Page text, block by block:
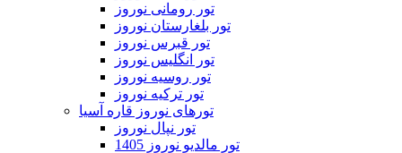
تور رومانی نوروز
تور بلغارستان نوروز
تور قبرس نوروز
تور انگلیس نوروز
تور روسیه نوروز
تور ترکیه نوروز
تورهای نوروز قاره آسیا
تور نپال نوروز
تور مالدیو نوروز 1405